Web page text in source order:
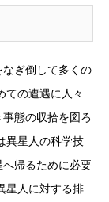
ぎ倒して多くの
ての遭遇に人々
態の収拾を図ろ
異星人の科学技
帰るために必要
星人に対する排